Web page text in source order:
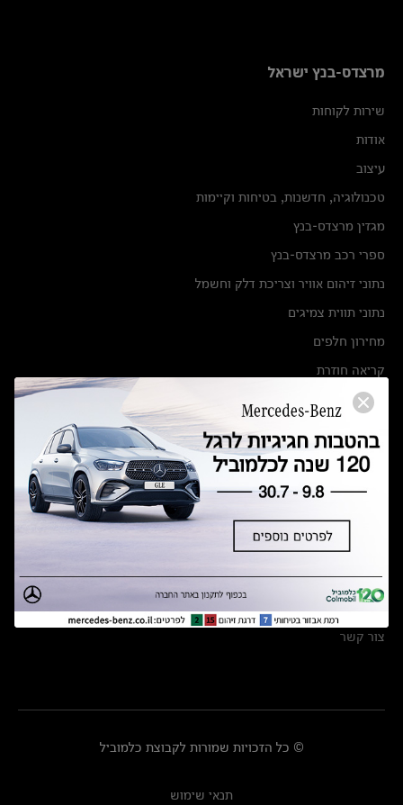
מרצדס-בנץ ישראל
שירות לקוחות
אודות
עיצוב
טכנולוגיה, חדשנות, בטיחות וקיימות
מגזין מרצדס-בנץ
ספרי רכב מרצדס-בנץ
נתוני זיהום אוויר וצריכת דלק וחשמל
נתוני תווית צמיגים
מחירון חלפים
קריאה חוזרת
הודעה על הטבות לרכבי מרצדס בהסדר פשרה בתצ 56447-02-19
תקנון ימי מכירות 120 לכלמוביל
מצאו אותנו
אולמות תצוגה
מרכזי שירות
צור קשר
© כל הזכויות שמורות לקבוצת כלמוביל
תנאי שימוש